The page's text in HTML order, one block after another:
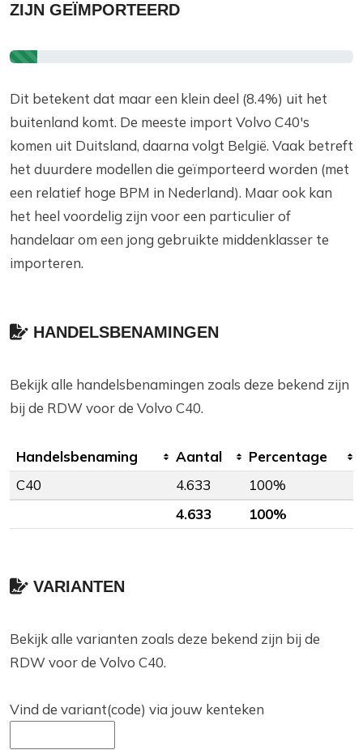
ZIJN GEÏMPORTEERD
Dit betekent dat maar een klein deel (8.4%) uit het
buitenland komt. De meeste import Volvo C40's
komen uit Duitsland, daarna volgt België. Vaak betreft
het duurdere modellen die geïmporteerd worden (met
een relatief hoge BPM in Nederland). Maar ook kan
het heel voordelig zijn voor een particulier of
handelaar om een jong gebruikte middenklasser te
importeren.
HANDELSBENAMINGEN
Bekijk alle handelsbenamingen zoals deze bekend zijn
bij de RDW voor de Volvo C40.
Handelsbenaming Aantal
Percentage
C40
4.633
100%
4.633
100%
VARIANTEN
Bekijk alle varianten zoals deze bekend zijn bij de
RDW voor de Volvo C40.
Vind de variant(code) via jouw kenteken